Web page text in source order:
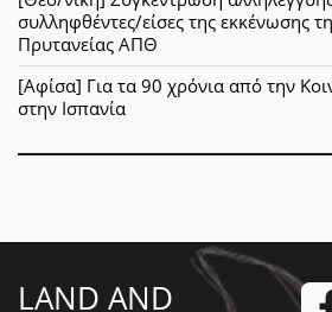
συλληφθέντες/είσες της εκκένωσης
Πρυτανείας ΑΠΘ
[Αφίσα] Για τα 90 χρόνια από την
στην Ισπανία
LAND AND